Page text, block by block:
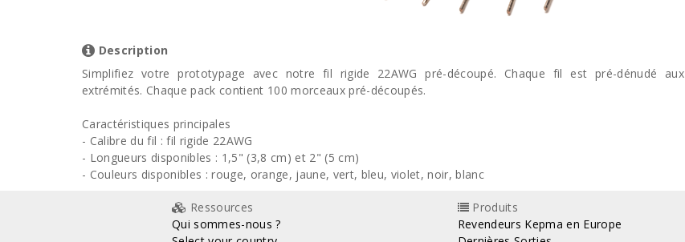
Description
Simplifiez votre prototypage avec notre fil rigide 22AWG pré-découpé. Chaque fil est pré-dénudé aux
extrémités. Chaque pack contient 100 morceaux pré-découpés.
Caractéristiques principales
- Calibre du fil : fil rigide 22AWG
- Longueurs disponibles : 1,5" (3,8 cm) et 2" (5 cm)
- Couleurs disponibles : rouge, orange, jaune, vert, bleu, violet, noir, blanc
Ressources
Qui sommes-nous ?
Produits
Revendeurs Kepma en Europe